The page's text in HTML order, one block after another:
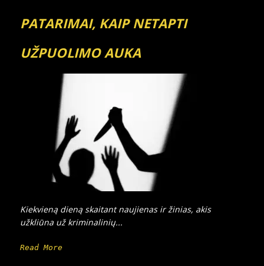
PATARIMAI, KAIP NETAPTI
UŽPUOLIMO AUKA
Kiekvieną dieną skaitant naujienas ir žinias, akis
užkliūna už kriminalinių...
Read More